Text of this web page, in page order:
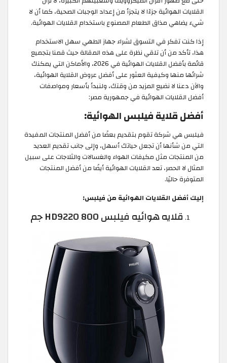
القلايات الهوائية جزءًا لا يتجزأ من إعداد الوجبات الصحية، كما أن لا
شيء يضاهي مذاق الطعام المصنوع باستخدام القلايات الهوائية.
إذا كنت تفكر في التسوق لشراء جهاز الطهي سهل الاستخدام
هذا، تأكد من أن تلقي نظرة على هذه المقالة حيث قمنا بتجميع
قائمة بأفضل القلايات الهوائية في 2026، والأماكن التي يمكنك
شرائها منها وكيفية العثور على أفضل عروض القلاية الهوائية،
والآن دعنا لا نضيع المزيد من وقتك، ولنبدأ بأسعار ومواصفات
أفضل القلايات الهوائية في جمهورية مصر:
أفضل قلاية فيلبس الهوائية:
فيلبس هي شركة تقوم بتقديم بعضًا من أفضل المنتجات المفيدة
التي من شأنها أن تجعل حياتك أسهل، وإلى جانب تقديم العديد
من المنتجات مثل مكيفات الهواء والغسالات والثلاجات على سبيل
المثال لا الحصر، تعد القلايات الهوائية أيضًا من أفضل المنتجات
المتوفرة حاليًا.
إليك أفضل القلايات الهوائية من فيلبس:
قلايه هوائيه فيلبس HD9220 800 جم